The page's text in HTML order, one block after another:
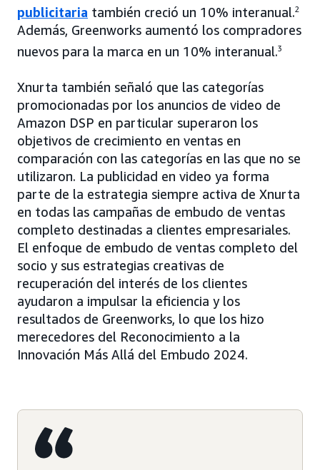
publicitaria también creció un 10% interanual.2
Además, Greenworks aumentó los compradores
nuevos para la marca en un 10% interanual.3
Xnurta también señaló que las categorías
promocionadas por los anuncios de video de
Amazon DSP en particular superaron los
objetivos de crecimiento en ventas en
comparación con las categorías en las que no se
utilizaron. La publicidad en video ya forma
parte de la estrategia siempre activa de Xnurta
en todas las campañas de embudo de ventas
completo destinadas a clientes empresariales.
El enfoque de embudo de ventas completo del
socio y sus estrategias creativas de
recuperación del interés de los clientes
ayudaron a impulsar la eficiencia y los
resultados de Greenworks, lo que los hizo
merecedores del Reconocimiento a la
Innovación Más Allá del Embudo 2024.